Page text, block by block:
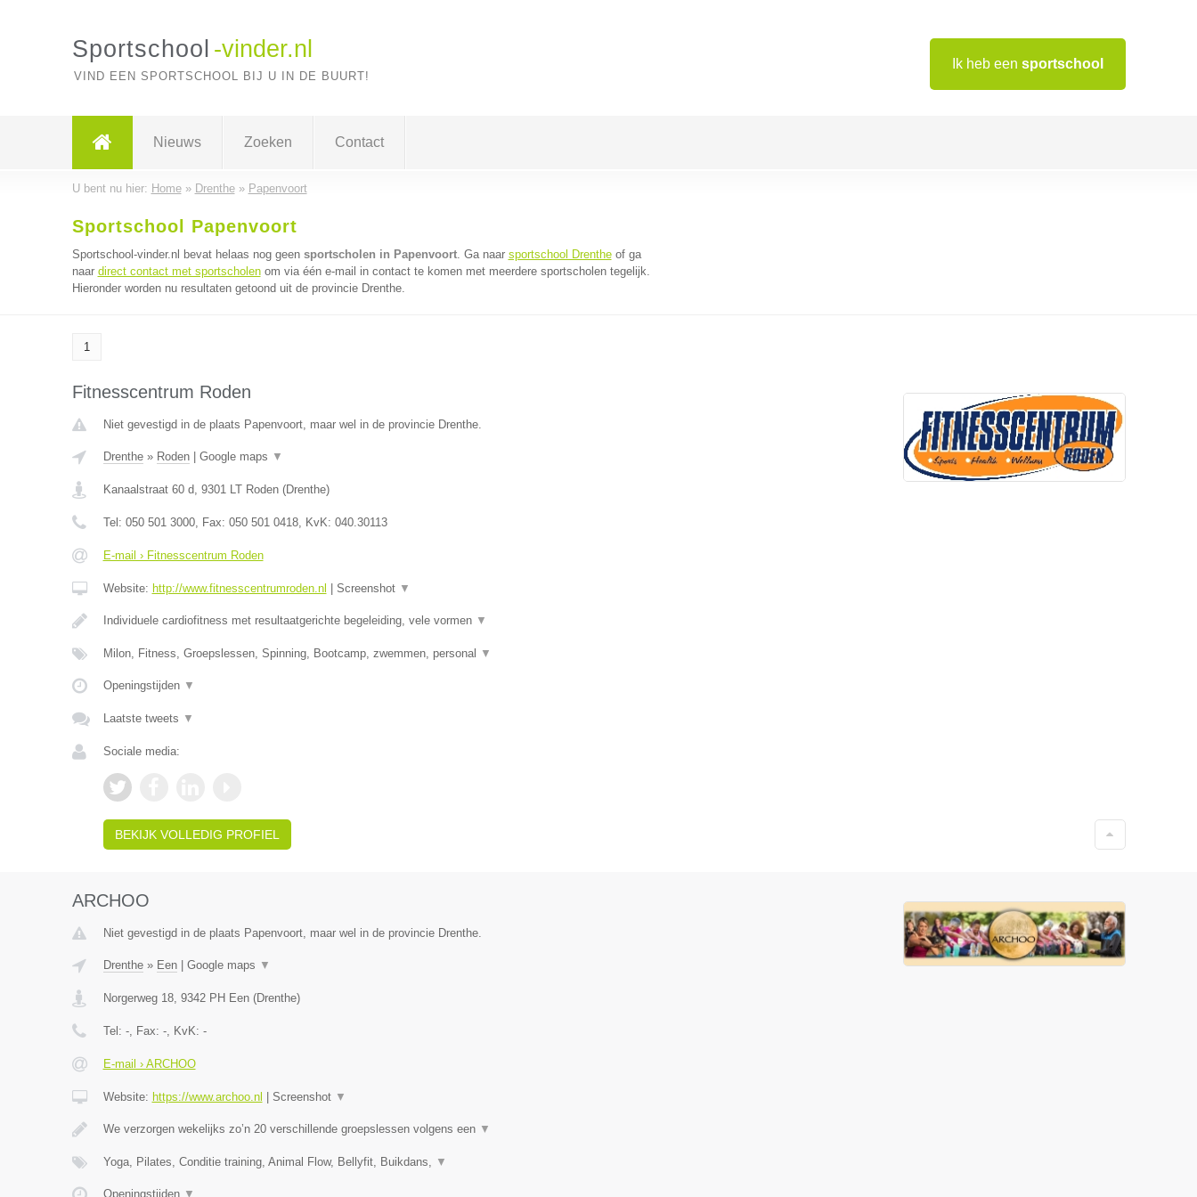
Ik heb een sportschool
Sportschool -vinder.nl
VIND EEN SPORTSCHOOL BIJ U IN DE BUURT!
Nieuws Zoeken Contact
U bent nu hier: Home» Drenthe» Papenvoort
Sportschool Papenvoort
Sportschool-vinder.nl bevat helaas nog geen sportscholen in Papenvoort. Ga naar sportschool Drentheof ga
naar direct contact met sportscholenom via één e-mail in contact te komen met meerdere sportscholen tegelijk.
Hieronder worden nu resultaten getoond uit de provincie Drenthe.
1
Fitnesscentrum Roden
Niet gevestigd in de plaats Papenvoort, maar wel in de provincie Drenthe.
Drenthe» Roden| Google maps ▼
Kanaalstraat 60 d, 9301 LT Roden(Drenthe)
Tel: 050 501 3000, Fax: 050 501 0418, KvK: 040.30113
E-mail › Fitnesscentrum Roden
Website: http://www.fitnesscentrumroden.nl Screenshot ▼
Individuele cardiofitness met resultaatgerichte begeleiding, vele vormen ▼
Milon, Fitness, Groepslessen, Spinning, Bootcamp, zwemmen, personal ▼
Openingstijden ▼
Laatste tweets ▼
Sociale media:
BEKIJK VOLLEDIG PROFIEL
ARCHOO
Niet gevestigd in de plaats Papenvoort, maar wel in de provincie Drenthe.
Drenthe» Een| Google maps ▼
Norgerweg 18, 9342 PH Een(Drenthe)
Tel: -, Fax: -, KvK: -
E-mail › ARCHOO
Website: https://www.archoo.nl Screenshot ▼
We verzorgen wekelijks zo’n 20 verschillende groepslessen volgens een ▼
Yoga, Pilates, Conditie training, Animal Flow, Bellyfit, Buikdans, ▼
Openingstijden ▼